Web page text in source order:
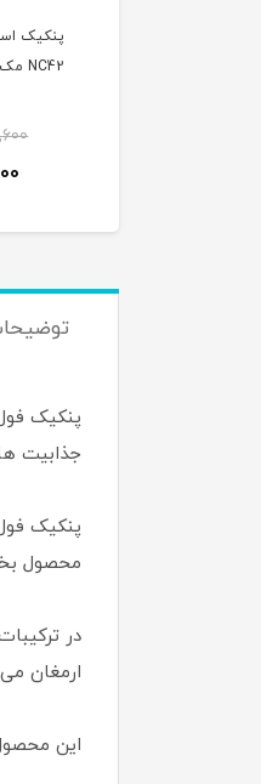
پنکیک
رنگ Buttercream^
پنکیک
جذابیت
پنکیک
محصول
در
ارمغان
این